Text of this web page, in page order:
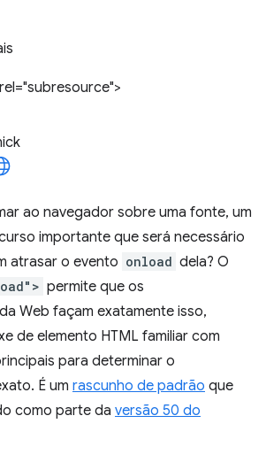
ao navegador sobre uma fonte, um
importante que será necessário
atrasar o evento onload dela? O
permite que os
Web façam exatamente isso,
de elemento HTML familiar com
para determinar o
É um rascunho de padrão que
como parte da versão 50 do